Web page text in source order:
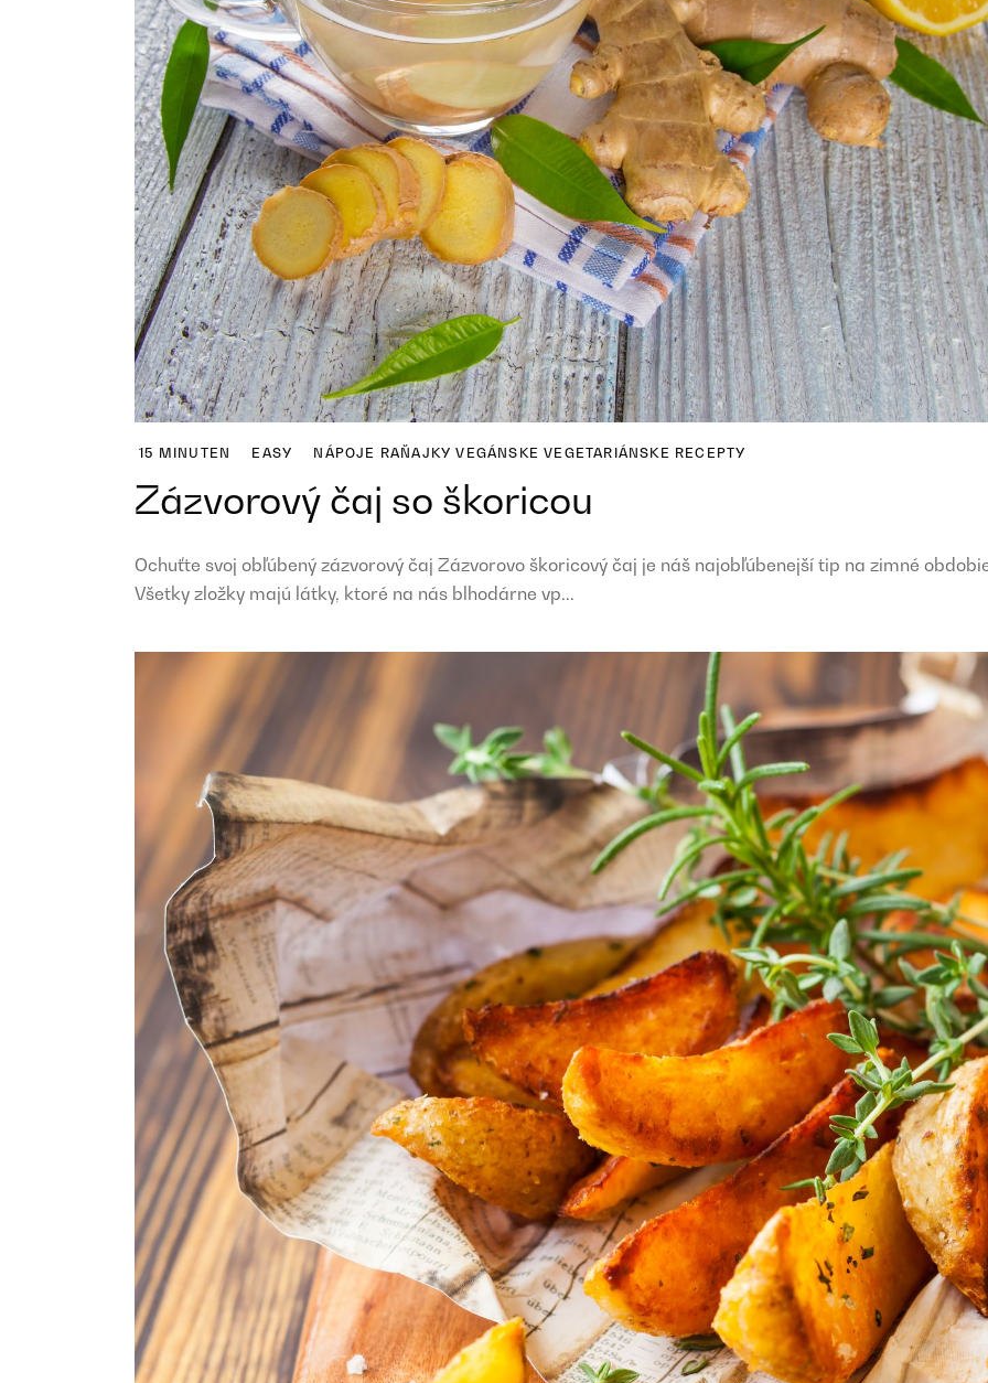
15 MINUTEN EASY NÁPOJE RAŇAJKYVEGÁNSKEVEGETARIÁNSKE RECEPTY
Zázvorový čaj so škoricou
Ochuťte svoj obľúbený zázvorový čaj Zázvorovo škoricový čaj je náš najobľúbenejší tip na zimné
Všetky zložky majú látky, ktoré na nás blhodárne vp...